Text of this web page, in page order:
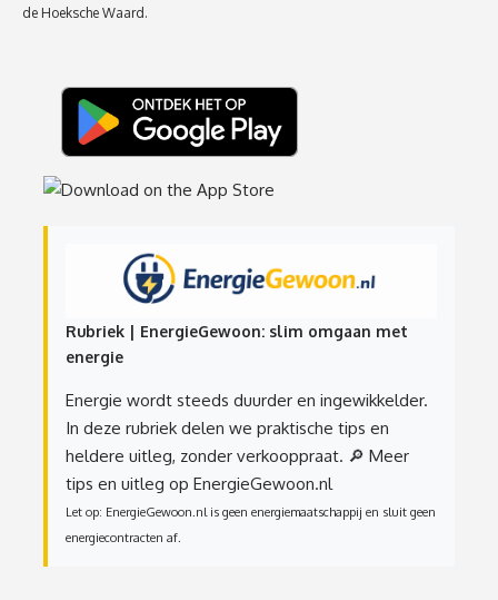
de Hoeksche Waard.
Rubriek | EnergieGewoon: slim omgaan met
energie
Energie wordt steeds duurder en ingewikkelder.
In deze rubriek delen we praktische tips en
heldere uitleg, zonder verkooppraat. 🔎 Meer
tips en uitleg op EnergieGewoon.nl
Let op: EnergieGewoon.nl is geen energiemaatschappij en sluit geen
energiecontracten af.